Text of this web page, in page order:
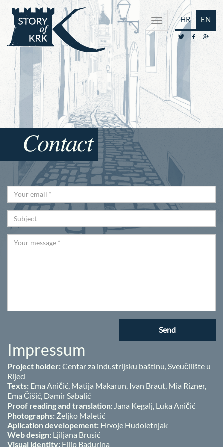
HR EN
Contact
Send
Impressum
Project holder:Centar za industrijsku baštinu, Sveučilište u
Rijeci
Texts: Ema Aničić, Matija Makarun, Ivan Braut, Mia Rizner,
Ema Čišić, Damir Sabalić
Proof reading and translation: Jana Kegalj, Luka Aničić
Photographs: Željko Maletić
Aplication developement: Hrvoje Hudoletnjak
Web design: Ljiljana Brusić
Visual identity: Filip Badurina